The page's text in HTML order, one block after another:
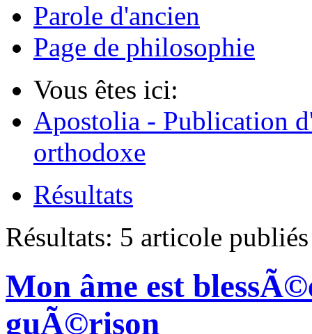
Parole d'ancien
Page de philosophie
Vous êtes ici:
Apostolia - Publication
orthodoxe
Résultats
Résultats: 5 articole
Mon âme est
guÃ©rison